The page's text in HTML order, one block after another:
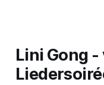
Lini Gong